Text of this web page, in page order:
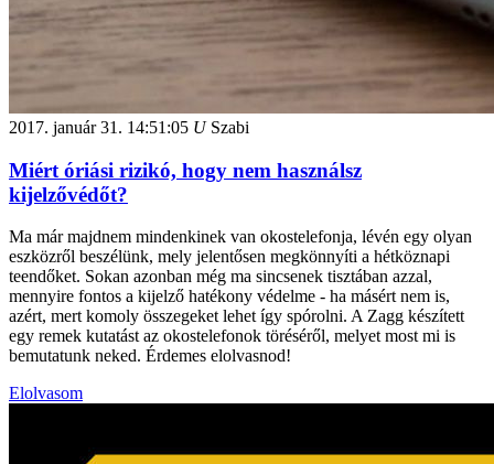
2017. január 31. 14:51:05 USzabi
Miért óriási rizikó, hogy nem használsz
kijelzővédőt?
Ma már majdnem mindenkinek van okostelefonja, lévén egy olyan
eszközről beszélünk, mely jelentősen megkönnyíti a hétköznapi
teendőket. Sokan azonban még ma sincsenek tisztában azzal,
mennyire fontos a kijelző hatékony védelme - ha másért nem is,
azért, mert komoly összegeket lehet így spórolni. A Zagg készített
egy remek kutatást az okostelefonok töréséről, melyet most mi is
bemutatunk neked. Érdemes elolvasnod!
Elolvasom